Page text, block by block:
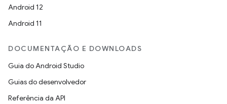
Android 12
Android 11
DOCUMENTAÇÃO E DOWNLOADS
Guia do Android Studio
Guias do desenvolvedor
Referência da API